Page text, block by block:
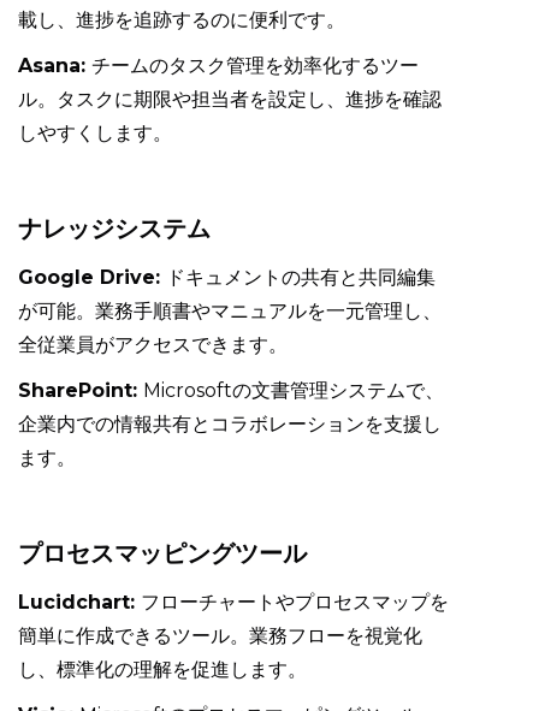
載し、進捗を追跡するのに便利です。
Asana: チームのタスク管理を効率化するツー
ル。タスクに期限や担当者を設定し、進捗を確認
しやすくします。
ナレッジシステム
Google Drive: ドキュメントの共有と共同編集
が可能。業務手順書やマニュアルを一元管理し、
全従業員がアクセスできます。
SharePoint: Microsoftの文書管理システムで、
企業内での情報共有とコラボレーションを支援し
ます。
プロセスマッピングツール
Lucidchart: フローチャートやプロセスマップを
簡単に作成できるツール。業務フローを視覚化
し、標準化の理解を促進します。